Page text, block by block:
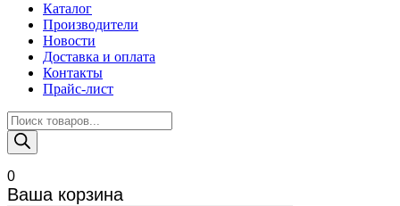
Каталог
Производители
Новости
Доставка и оплата
Контакты
Прайс-лист
Поиск
товаров
0
Ваша корзина